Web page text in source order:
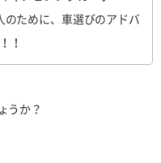
のために、車選びのアドバ
！
うか？